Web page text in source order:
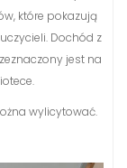
które pokazują
Dochód z
jest na
wylicytować.